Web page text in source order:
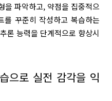
을 파악하고, 약점을 집중적으
꾸준히 작성하고 복습하는
론 능력을 단계적으로 향상시
으로 실전 감각을 익